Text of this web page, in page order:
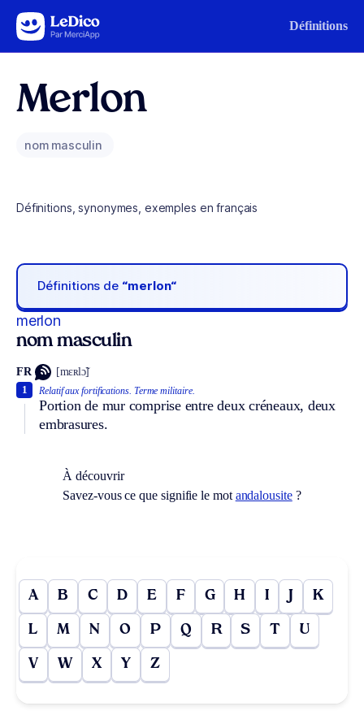
Aller au contenu Définitions
Merlon
nom masculin
Définitions, synonymes, exemples en français
Définitions de “merlon“
merlon
nom masculin
FR [mɛʀlɔ̃]
Relatif aux fortifications. Terme militaire.
Portion de mur comprise entre deux créneaux, deux
embrasures.
1
À découvrir
Savez-vous ce que signifie le mot andalousite?
A B C D E F G H I J K
L M N O P Q R S T U
V W X Y Z